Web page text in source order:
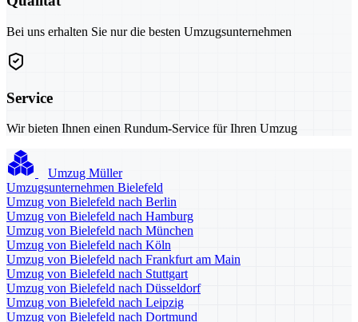
Bei uns erhalten Sie nur die besten Umzugsunternehmen
Service
Wir bieten Ihnen einen Rundum-Service für Ihren Umzug
Umzug Müller
Umzugsunternehmen Bielefeld
Umzug von Bielefeld nach Berlin
Umzug von Bielefeld nach Hamburg
Umzug von Bielefeld nach München
Umzug von Bielefeld nach Köln
Umzug von Bielefeld nach Frankfurt am Main
Umzug von Bielefeld nach Stuttgart
Umzug von Bielefeld nach Düsseldorf
Umzug von Bielefeld nach Leipzig
Umzug von Bielefeld nach Dortmund